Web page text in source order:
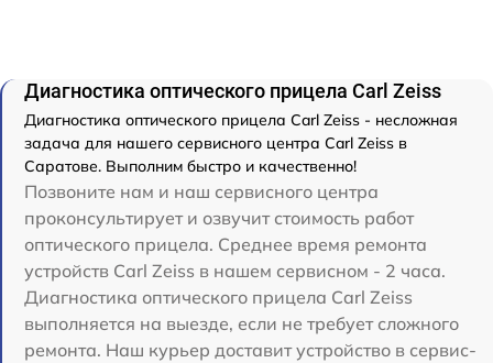
Диагностика оптического прицела Carl Zeiss
Диагностика оптического прицела Carl Zeiss - несложная
задача для нашего сервисного центра Carl Zeiss в
Саратове. Выполним быстро и качественно!
Позвоните нам и наш сервисного центра
проконсультирует и озвучит стоимость работ
оптического прицела. Среднее время ремонта
устройств Carl Zeiss в нашем сервисном - 2 часа.
Диагностика оптического прицела Carl Zeiss
выполняется на выезде, если не требует сложного
ремонта. Наш курьер доставит устройство в сервис-